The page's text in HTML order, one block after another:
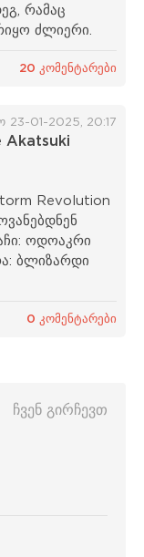
რამაც
ძლიერი.
20 კომენტარები
23-01-2025, 20:17
Akatsuki
Revolution
ოდოაკრი
ბლიზარდი
0 კომენტარები
ᲩᲕᲔᲜ ᲒᲘᲠᲩᲔᲕᲗ